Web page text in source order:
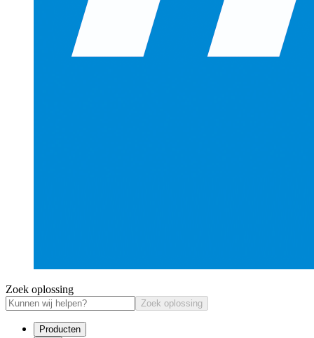
Zoek oplossing
Zoek oplossing
Producten